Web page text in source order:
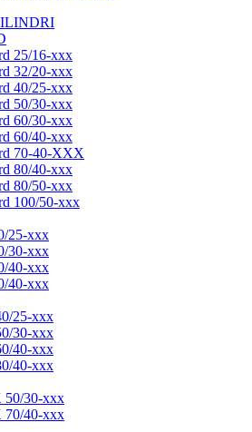
25/16-xxx
32/20-xxx
40/25-xxx
50/30-xxx
60/30-xxx
60/40-xxx
70-40-XXX
80/40-xxx
80/50-xxx
100/50-xxx
25-xxx
30-xxx
40-xxx
40-xxx
25-xxx
30-xxx
40-xxx
40-xxx
50/30-xxx
70/40-xxx